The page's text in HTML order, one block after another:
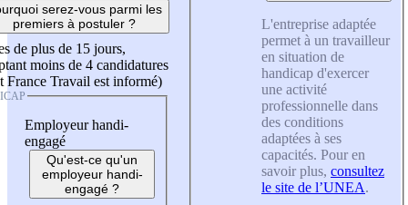
serez-vous parmi les
premiers à postuler ?
de plus de 15 jours,
moins de 4 candidatures
France Travail est informé)
Employeur handi-
engagé
Qu'est-ce qu'un
employeur handi-
engagé ?
L'entreprise adaptée
permet à un travailleur
en situation de
handicap d'exercer
une activité
professionnelle dans
des conditions
adaptées à ses
capacités. Pour en
savoir plus, consultez
le site de l’UNEA.